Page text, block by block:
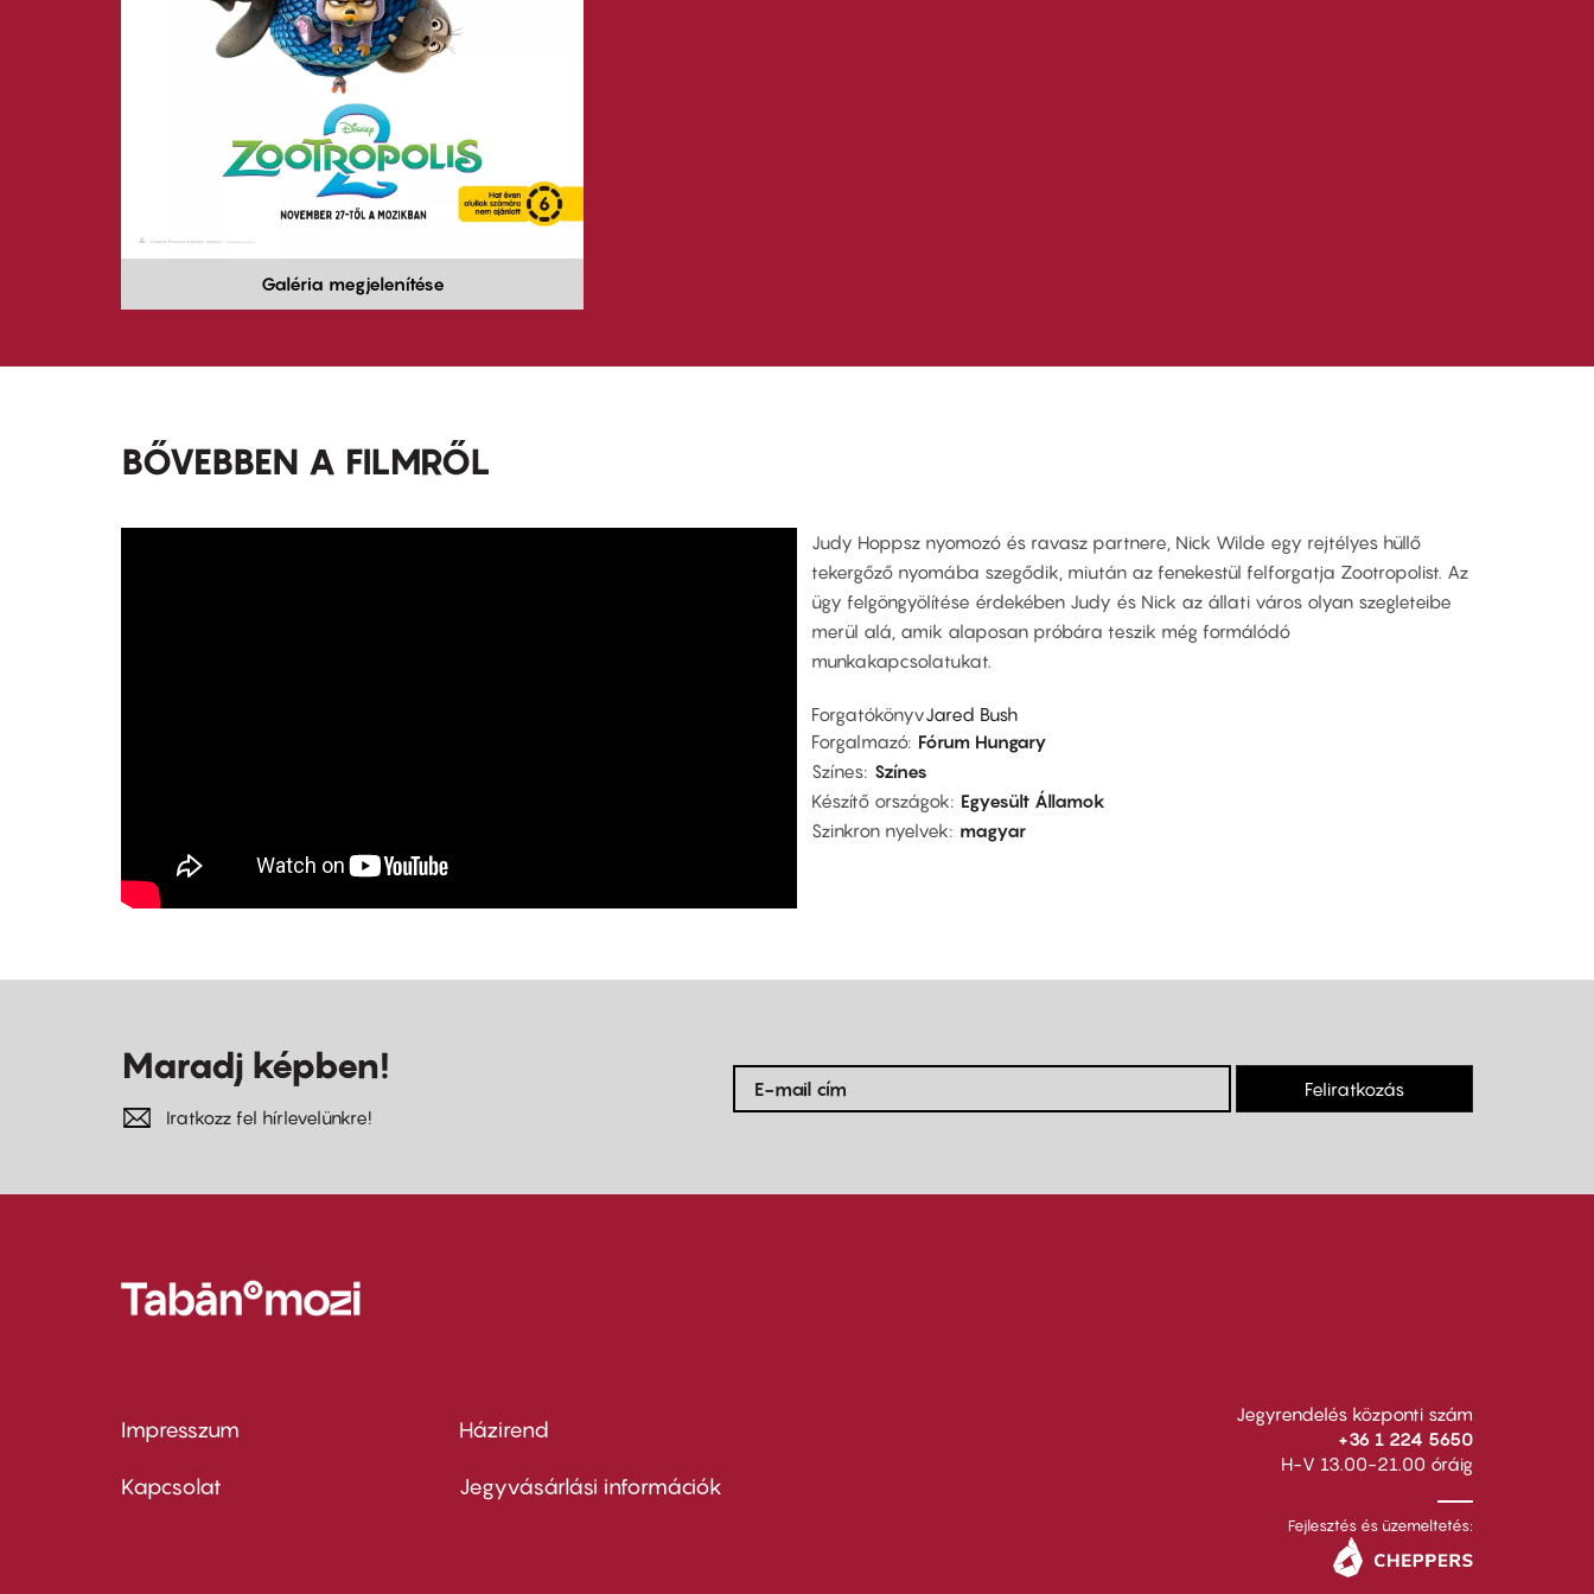
Galéria megjelenítése
BŐVEBBEN A FILMRŐL
Judy Hoppsz nyomozó és ravasz partnere, Nick Wilde egy rejtélyes hüllő
tekergőző nyomába szegődik, miután az fenekestül felforgatja Zootropolist. Az
ügy felgöngyölítése érdekében Judy és Nick az állati város olyan szegleteibe
merül alá, amik alaposan próbára teszik még formálódó
munkakapcsolatukat.
ForgatókönyvJared Bush
Forgalmazó Fórum Hungary
Színes Színes
Készítő országok
Egyesült Államok
Szinkron nyelvek
magyar
Maradj képben!
Iratkozz fel hírlevelünkre!
Feliratkozás
Footer
menu
Impresszum
Kapcsolat
Footer
menu
Házirend
Jegyvásárlási információk
Jegyrendelés központi szám
+36 1 224 5650
H-V 13.00-21.00 óráig
Fejlesztés és üzemeltetés: